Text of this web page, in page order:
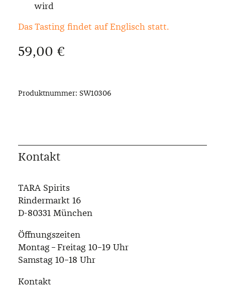
wird
Das Tasting findet auf Englisch statt.
Regulärer Preis:
59,00 €
Produktnummer: SW10306
Kontakt
TARA Spirits
Rindermarkt 16
D-80331 München
Öffnungszeiten
Montag – Freitag 10–19 Uhr
Samstag 10–18 Uhr
Kontakt